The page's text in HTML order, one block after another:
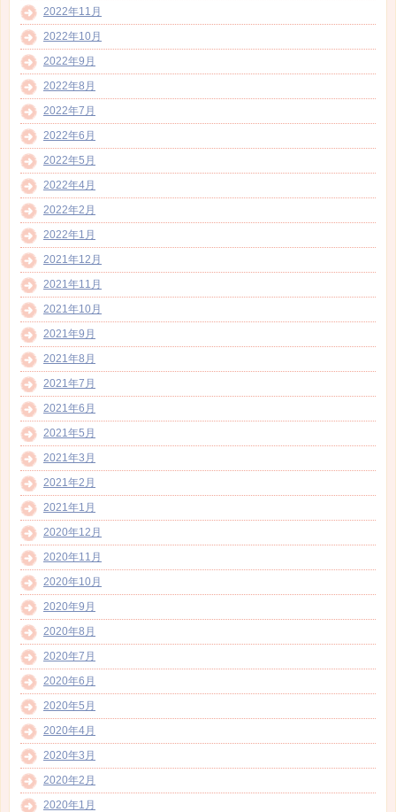
2022年11月
2022年10月
2022年9月
2022年8月
2022年7月
2022年6月
2022年5月
2022年4月
2022年2月
2022年1月
2021年12月
2021年11月
2021年10月
2021年9月
2021年8月
2021年7月
2021年6月
2021年5月
2021年3月
2021年2月
2021年1月
2020年12月
2020年11月
2020年10月
2020年9月
2020年8月
2020年7月
2020年6月
2020年5月
2020年4月
2020年3月
2020年2月
2020年1月